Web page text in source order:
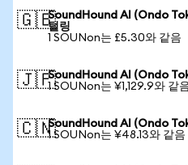
🇬🇧SoundHound AI (Ondo
털링
1 SOUNon는 £5.30와 같음
🇯🇵SoundHound AI (Ondo
1 SOUNon는 ¥1,129.9와 같
🇨🇳SoundHound AI (Ondo
1 SOUNon는 ¥48.13와 같음